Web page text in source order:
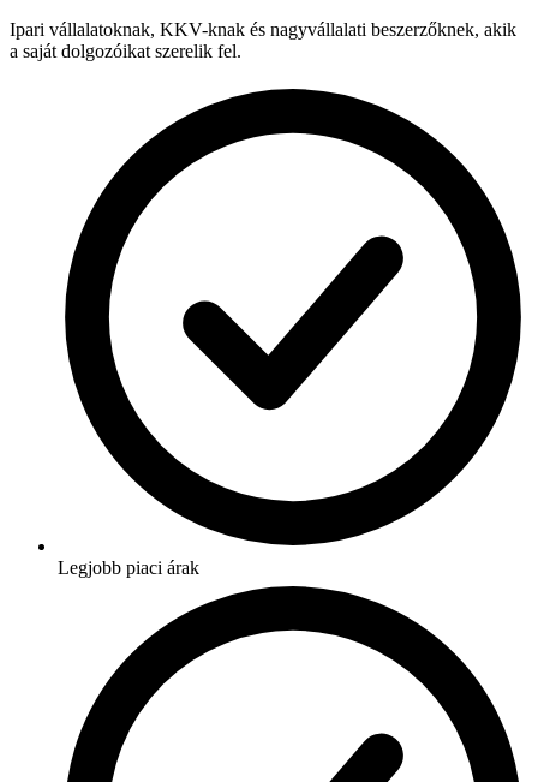
Ipari vállalatoknak, KKV-knak és nagyvállalati beszerzőknek, akik
a saját dolgozóikat szerelik fel.
Legjobb piaci árak